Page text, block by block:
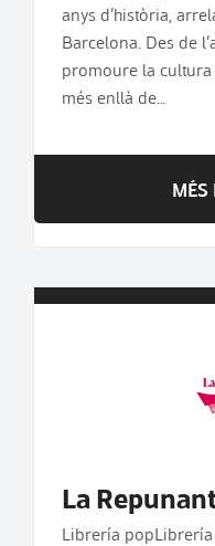
anys d’història,
Barcelona. Des de
promoure la cultura
més enllà de…
MÉS
La
Librería popLibrería